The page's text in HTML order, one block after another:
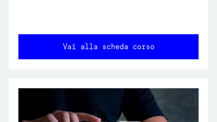
Vai alla scheda corso